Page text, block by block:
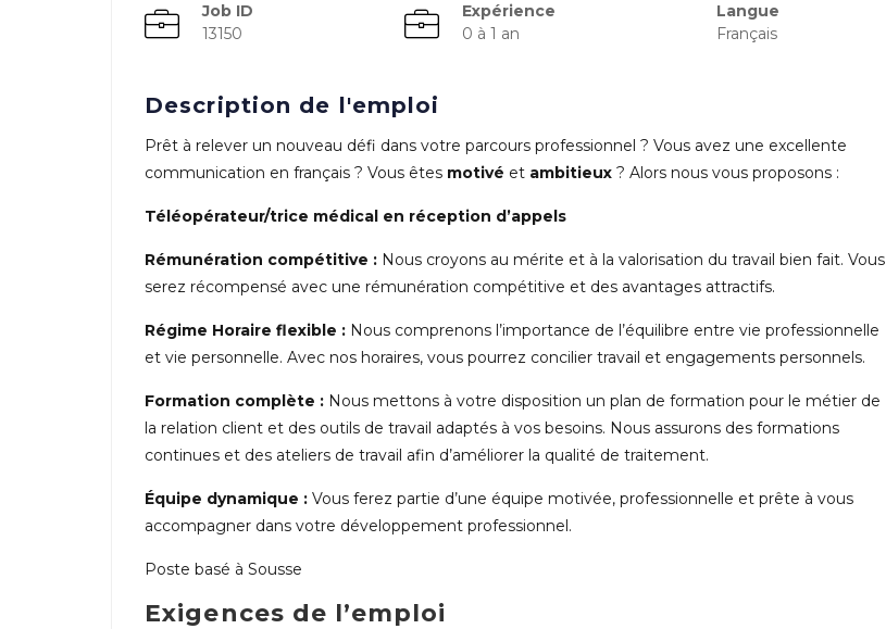
Job ID
13150
Expérience
0 à 1 an
Langue
Français
Description de l'emploi
Prêt à relever un nouveau défi dans votre parcours professionnel ? Vous avez une excellente
communication en français ? Vous êtes motivé et ambitieux ? Alors nous vous proposons :
Téléopérateur/trice médical en réception d’appels
Rémunération compétitive : Nous croyons au mérite et à la valorisation du travail bien fait. Vous
serez récompensé avec une rémunération compétitive et des avantages attractifs.
Régime Horaire flexible : Nous comprenons l’importance de l’équilibre entre vie professionnelle
et vie personnelle. Avec nos horaires, vous pourrez concilier travail et engagements personnels.
Formation complète : Nous mettons à votre disposition un plan de formation pour le métier de
la relation client et des outils de travail adaptés à vos besoins. Nous assurons des formations
continues et des ateliers de travail afin d’améliorer la qualité de traitement.
Équipe dynamique : Vous ferez partie d’une équipe motivée, professionnelle et prête à vous
accompagner dans votre développement professionnel.
Poste basé à Sousse
Exigences de l’emploi